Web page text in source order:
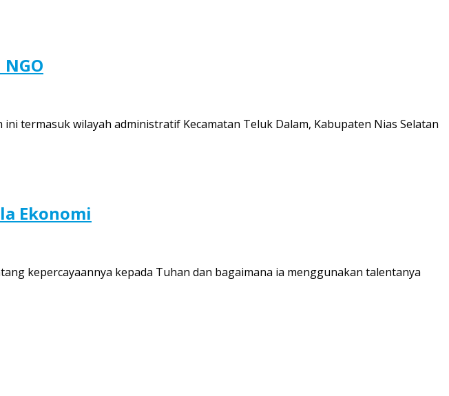
termasuk wilayah administratif Kecamatan Teluk Dalam, Kabupaten Nias Selatan
Ekonomi
kepercayaannya kepada Tuhan dan bagaimana ia menggunakan talentanya